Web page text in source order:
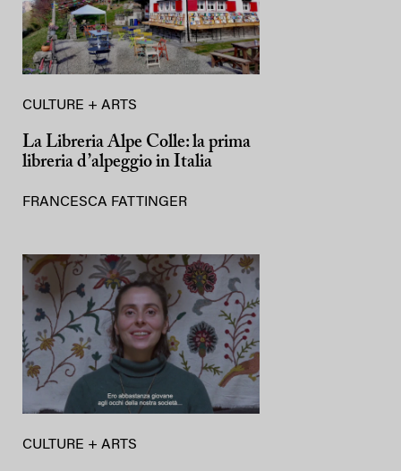
CULTURE + ARTS
La Libreria Alpe Colle: la prima
libreria d’alpeggio in Italia
FRANCESCA FATTINGER
CULTURE + ARTS